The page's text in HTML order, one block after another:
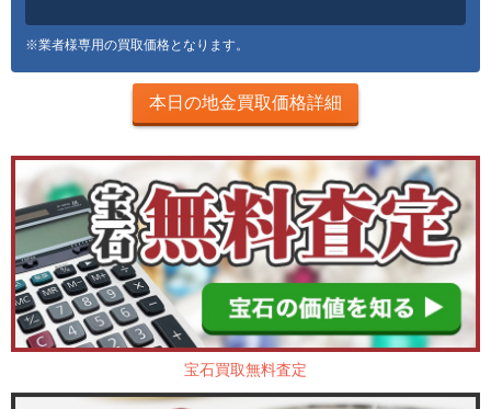
※業者様専用の買取価格となります。
本日の地金買取価格詳細
宝石買取無料査定